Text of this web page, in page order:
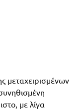
μεταχειρισμένων
με λίγα